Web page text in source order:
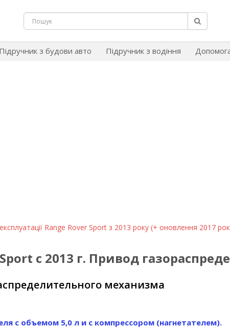
Підручник з будови авто Підручник з водіння
Range Rover Sport з 2013 року (+ оновлення 2017
с 2013 г. Привод
механизма
с объемом 5,0 л и с компрессором (нагнетателем).